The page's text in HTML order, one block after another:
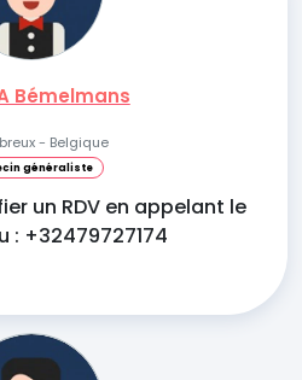
Bémelmans
- Belgique
généraliste
un RDV en appelant le
: +32479727174